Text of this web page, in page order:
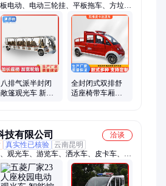
电动、电动三轮挂、平板拖车、方垃圾
输车、垃圾清运车、道路清扫车、轨道
动保洁车、六桶运输车、叉车带动托
设备物料、双向行走拖车、实心轮平板
洁清运、电动垃圾清运、摩托清雪设备
八排气派半封闭
敞篷观光车 新能
全封闭式双排舒
适座椅带车厢货
技有限公司
洽谈
真实性已核验 云南昆明
观光车、游览车、洒水车、皮卡车、环
扫车、电动老爷车、电动扫地车、电动
动看房车、电瓶消防车、观光电瓶车、